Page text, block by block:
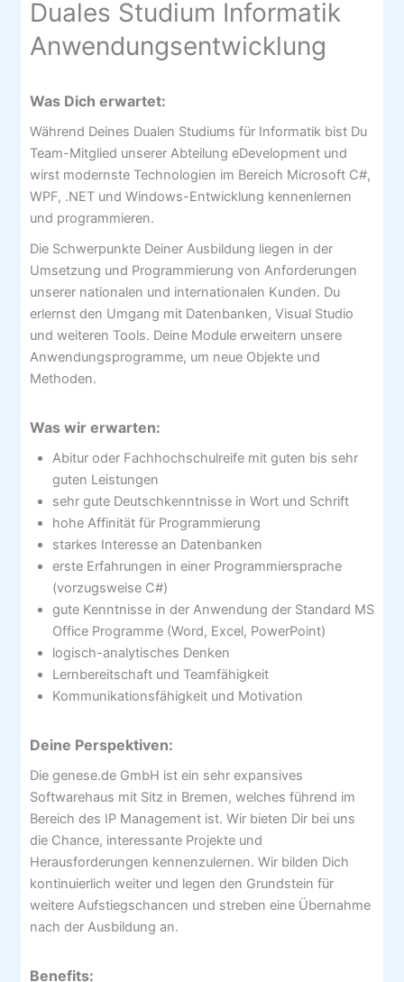
Duales Studium Informatik
Anwendungsentwicklung
Was Dich erwartet:
Während Deines Dualen Studiums für Informatik bist Du
Team-Mitglied unserer Abteilung eDevelopment und
wirst modernste Technologien im Bereich Microsoft C#,
WPF, .NET und Windows-Entwicklung kennenlernen
und programmieren.
Die Schwerpunkte Deiner Ausbildung liegen in der
Umsetzung und Programmierung von Anforderungen
unserer nationalen und internationalen Kunden. Du
erlernst den Umgang mit Datenbanken, Visual Studio
und weiteren Tools. Deine Module erweitern unsere
Anwendungsprogramme, um neue Objekte und
Methoden.
Was wir erwarten:
Abitur oder Fachhochschulreife mit guten bis sehr
guten Leistungen
sehr gute Deutschkenntnisse in Wort und Schrift
hohe Affinität für Programmierung
starkes Interesse an Datenbanken
erste Erfahrungen in einer Programmiersprache
(vorzugsweise C#)
gute Kenntnisse in der Anwendung der Standard MS
Office Programme (Word, Excel, PowerPoint)
logisch-analytisches Denken
Lernbereitschaft und Teamfähigkeit
Kommunikationsfähigkeit und Motivation
Deine Perspektiven:
Die genese.de GmbH ist ein sehr expansives
Softwarehaus mit Sitz in Bremen, welches führend im
Bereich des IP Management ist. Wir bieten Dir bei uns
die Chance, interessante Projekte und
Herausforderungen kennenzulernen. Wir bilden Dich
kontinuierlich weiter und legen den Grundstein für
weitere Aufstiegschancen und streben eine Übernahme
nach der Ausbildung an.
Benefits: